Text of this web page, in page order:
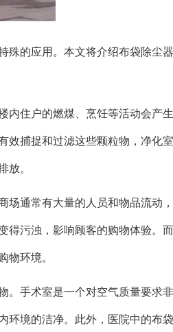
殊的应用。本文将介绍布袋除尘
住户的燃煤、烹饪等活动会产
捕捉和过滤这些颗粒物，净化
。
通常有大量的人员和物品流动
污浊，影响顾客的购物体验。
环境。
手术室是一个对空气质量要求
境的洁净。此外，医院中的布